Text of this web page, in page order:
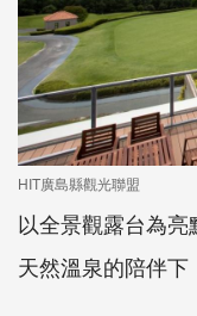
HIT廣島縣觀光聯盟
以全景觀露台為
天然溫泉的陪伴下